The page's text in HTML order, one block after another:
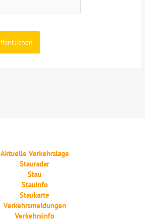
Aktuelle Verkehrslage
Stauradar
Stau
Stauinfo
Staukarte
Verkehrsmeldungen
Verkehrsinfo